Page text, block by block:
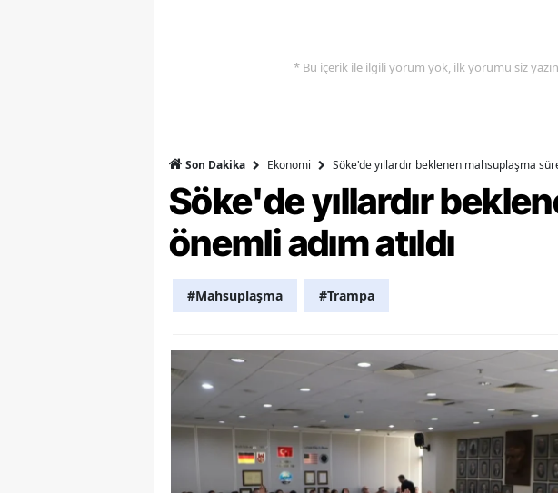
Şanlıurfa
Yozgat
Aksaray
Kırıkkale
Şırnak
Bartın
* Bu içerik ile ilgili yorum yok, ilk yorumu siz
Son Dakika Ekonomi Söke'de yıllardır beklenen mahsuplaşma
Söke'de yıllardır
önemli adım atıldı
#Mahsuplaşma #Trampa